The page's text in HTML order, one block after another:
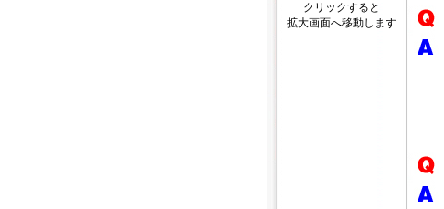
クリックすると
拡大画面へ移動します